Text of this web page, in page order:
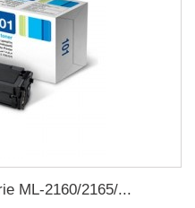
ML-2160/2165/...